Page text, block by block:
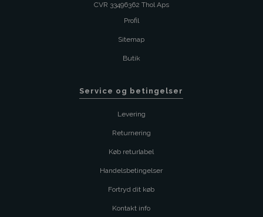
CVR 33496362 Thol Aps
Profil
Sitemap
Butik
Service og betingelser
Levering
Returnering
Køb returlabel
Handelsbetingelser
Fortryd dit køb
Kontakt info